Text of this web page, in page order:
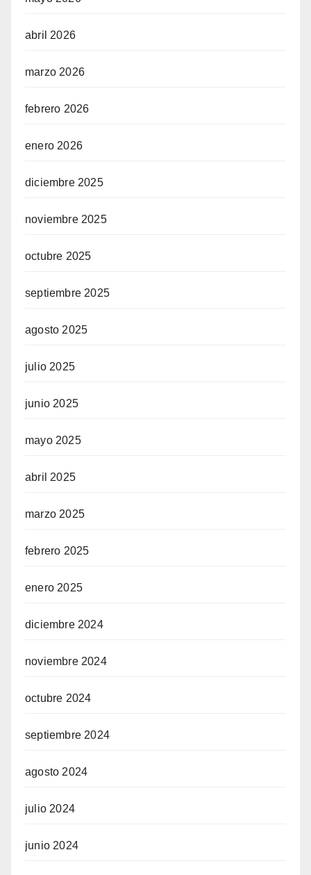
abril 2026
marzo 2026
febrero 2026
enero 2026
diciembre 2025
noviembre 2025
octubre 2025
septiembre 2025
agosto 2025
julio 2025
junio 2025
mayo 2025
abril 2025
marzo 2025
febrero 2025
enero 2025
diciembre 2024
noviembre 2024
octubre 2024
septiembre 2024
agosto 2024
julio 2024
junio 2024